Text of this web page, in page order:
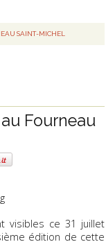
SAINT-MICHEL
Fourneau
visibles ce 31 juillet
édition de cette